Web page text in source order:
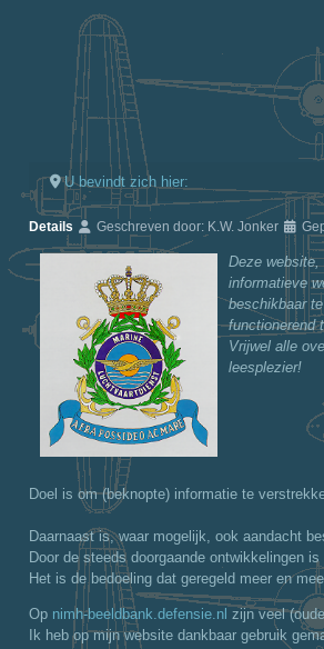
U bevindt zich hier:
Details Geschreven door: K.W. Jonker
Deze website,
informatieve
beschikbaar
functionerend
Vrijwel alle
leesplezier!
Doel is om (beknopte) informatie te
Daarnaast is, waar mogelijk, ook aandacht
Door de steeds doorgaande ontwikkelingen
Het is de bedoeling dat geregeld meer en
Op nimh-beeldbank.defensie.nl zijn veel
Ik heb op mijn website dankbaar gebruik